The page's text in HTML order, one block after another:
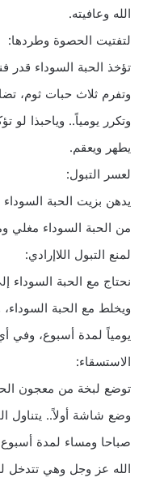
الله وعافيته.
لتفتيت الحصوة وطردها:
تؤخذ الحبة السوداء
وتفرم ثلاث حبات ثوم،
وتكرر يومياً.. وياحبذا
يطهر ويعقم.
لعسر التبول:
يدهن بزيت الحبة
من الحبة السوداء مغلي
لمنع التبول اللاإرادي:
نحتاج مع الحبة
ويخلط مع الحبة
يومياً لمدة أسبوع،
الاستسقاء:
توضع لبخة من معجون
وضع شاشة أولاً.. يتناول
صباحا ومساء لمدة
الله عز وجل وهي تتدخل